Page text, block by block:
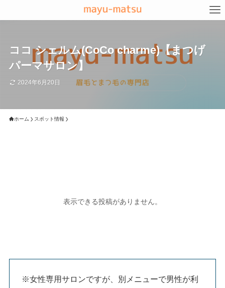
ココ シェルム(CoCo charme)【まつげ
パーマサロン】
2024年6月20日
ホーム スポット情報
※女性専用サロンですが、別メニューで男性が利